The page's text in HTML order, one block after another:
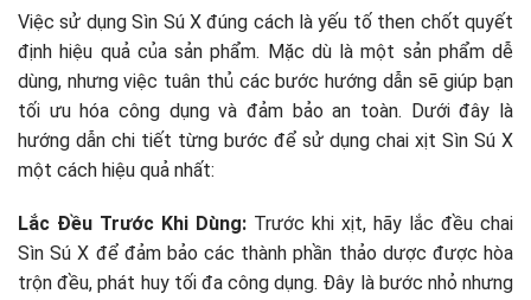
Việc sử dụng Sìn Sú X đúng cách là yếu tố then chốt quyết
định hiệu quả của sản phẩm. Mặc dù là một sản phẩm dễ
dùng, nhưng việc tuân thủ các bước hướng dẫn sẽ giúp bạn
tối ưu hóa công dụng và đảm bảo an toàn. Dưới đây là
hướng dẫn chi tiết từng bước để sử dụng chai xịt Sìn Sú X
một cách hiệu quả nhất:
Lắc Đều Trước Khi Dùng: Trước khi xịt, hãy lắc đều chai
Sìn Sú X để đảm bảo các thành phần thảo dược được hòa
trộn đều, phát huy tối đa công dụng. Đây là bước nhỏ nhưng